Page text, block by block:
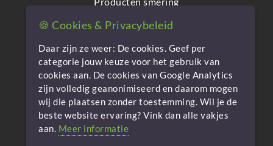
Lubecare
Privacy en Cookies
Privacyverklaring
Algemene voorwaarden
Cookie-beleid
🍪 Cookies & Privacybeleid
Daar zijn ze weer: De cookies. Geef per
categorie jouw keuze voor het gebruik van
cookies aan. De cookies van Google Analytics
zijn volledig geanonimiseerd en daarom mogen
wij die plaatsen zonder toestemming. Wil je de
beste website ervaring? Vink dan alle vakjes
aan. Meer informatie